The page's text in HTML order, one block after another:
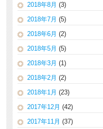
2018年8月 (3)
2018年7月 (5)
2018年6月 (2)
2018年5月 (5)
2018年3月 (1)
2018年2月 (2)
2018年1月 (23)
2017年12月 (42)
2017年11月 (37)